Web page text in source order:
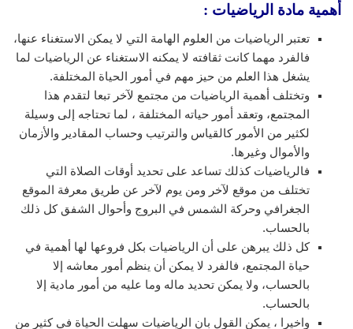
أهمية مادة الرياضيات :
تعتبر الرياضيات من العلوم الهامة التي لا يمكن الاستغناء عنها،
فالفرد مهما كانت ثقافته لا يمكنه الاستغناء عن الرياضيات لما
يشغل هذا العلم من حيز مهم في أمور الحياة المختلفة.
وتختلف أهمية الرياضيات من مجتمع لآخر تبعا لتقدم هذا
المجتمع، وتعقد أمور حياته المختلفة ، لما تحتاجه إلى وسيلة
لكثير من الأمور كالقياس والترتيب وحساب المقادير والأزمان
والأموال وغيرها.
فالرياضيات كذلك تساعد على تحديد أوقات الصلاة التي
تختلف من موقع لآخر ومن يوم لآخر عن طريق معرفة الموقع
الجغرافي وحركة الشمس في البروج وأحوال الشفق كل ذلك
بالحساب.
كل ذلك يبرهن على أن الرياضيات بكل فروعها لها أهمية في
حياة المجتمع، فالفرد لا يمكن أن ينظم أمور معاشه إلا
بالحساب، ولا يمكن تحديد ماله وما عليه من أمور مادية إلا
بالحساب.
واخيرا ، يمكن القول بان الرياضيات سهلت الحياة في كثير من